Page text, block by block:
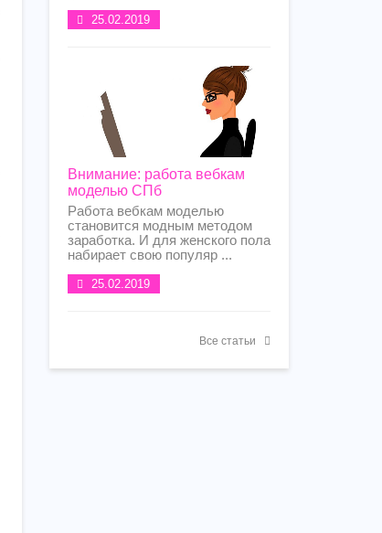
25.02.2019
Внимание: работа вебкам
моделью СПб
Работа вебкам моделью
становится модным методом
заработка. И для женского пола
набирает свою популяр ...
25.02.2019
Все статьи